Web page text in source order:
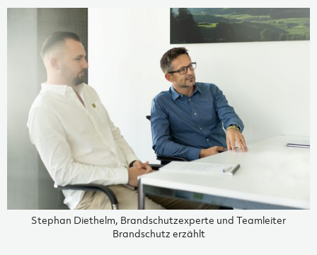
Stephan Diethelm, Brandschutzexperte und Teamleiter
Brandschutz erzählt